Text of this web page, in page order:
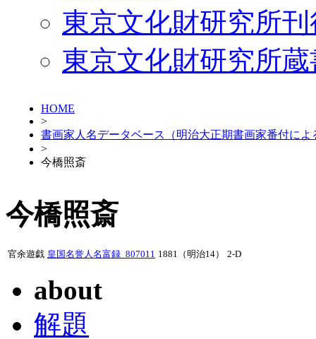
東京文化財研究所
東京文化財研究所
HOME
>
書画家人名データベース（明治大正期書画家番付によ
>
今橋照斎
今橋照斎
官余遊戯 皇国名誉人名富録_807011 1881（明治14） 2-D
about
解題